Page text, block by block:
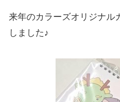
来年のカラーズオリジナル
しました♪